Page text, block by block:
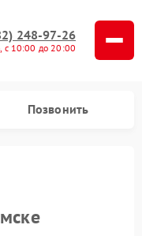
248-97-26
с 10:00 до 20:00
Позвонить